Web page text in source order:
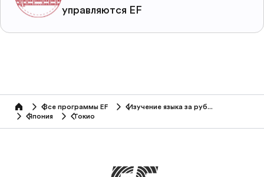
управляются EF
home Все программы EF
Изучение языка за рубежом
Япония
Токио